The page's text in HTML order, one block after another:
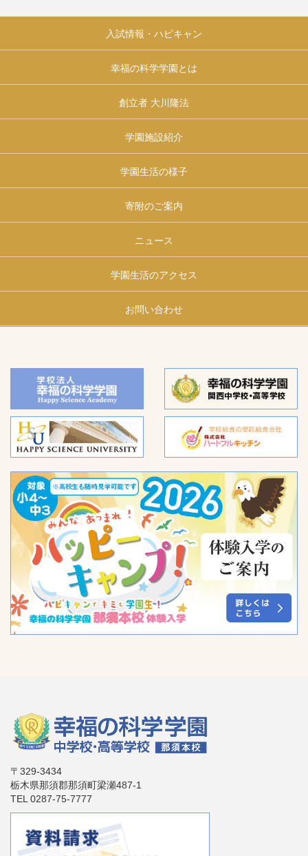
入試情報・ハピキャン
幸福の科学学園とは
創立者 大川隆法
学園施設紹介
学園生活の様子
寄附のご案内
ニュース
学園生活のアクセス
お問い合わせ
〒329-3434
栃木県那須郡那須町梁瀬487-1
TEL 0287-75-7777